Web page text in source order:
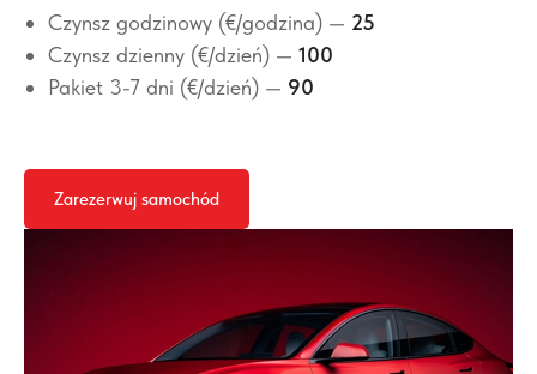
Czynsz godzinowy (€/godzina) — 25
Czynsz dzienny (€/dzień) — 100
Pakiet 3-7 dni (€/dzień) — 90
Zarezerwuj samochód